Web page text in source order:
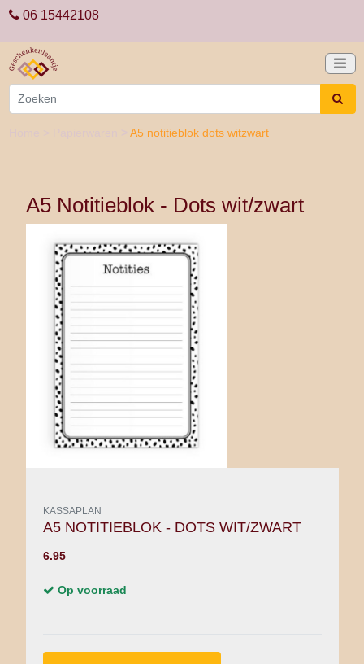
06 15442108
A5 notitieblok dots witzwart
A5 Notitieblok - Dots wit/zwart
KASSAPLAN
A5 NOTITIEBLOK - DOTS WIT/ZWART
6.95
Op voorraad